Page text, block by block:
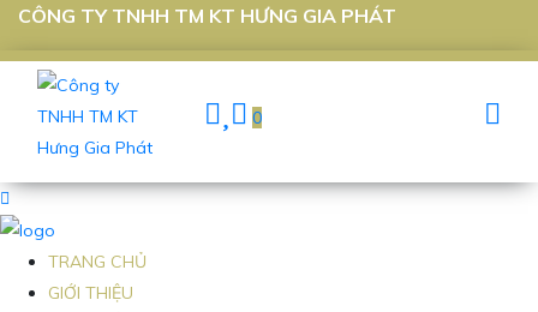
CÔNG TY TNHH TM KT HƯNG GIA PHÁT
0
TRANG CHỦ
GIỚI THIỆU